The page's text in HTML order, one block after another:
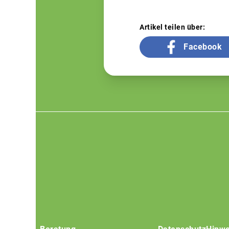
Artikel teilen über:
Facebook